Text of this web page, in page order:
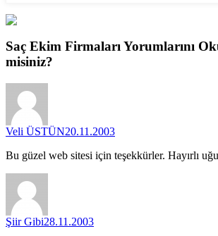
Saç Ekim Firmaları Yorumlarını
misiniz?
Veli ÜSTÜN20.11.2003
Bu güzel web sitesi için teşekkürler. Hayırlı
Şiir Gibi28.11.2003